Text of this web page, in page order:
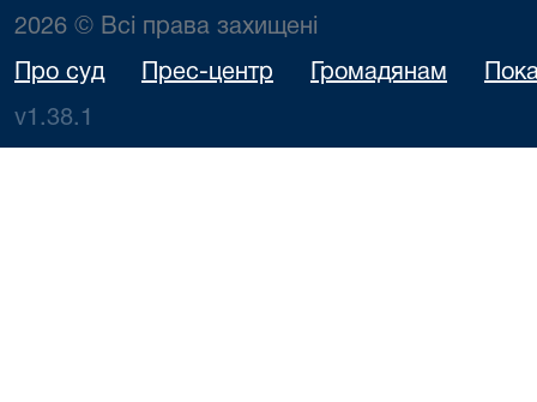
2026 © Всі права захищені
Про суд Прес-центр Громадянам
v1.38.1